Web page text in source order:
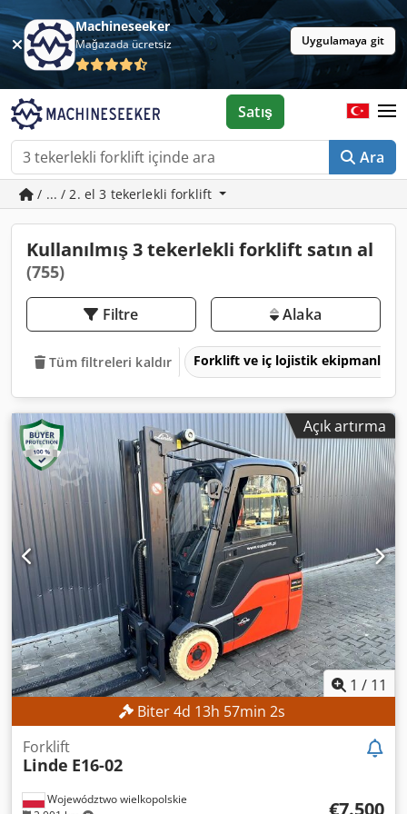
Machineseeker
Mağazada ücretsiz Uygulamaya git
Ara
Satış
/ ... / 2. el 3 tekerlekli forklift
Kullanılmış 3 tekerlekli forklift satın al
(755)
Filtre Alaka
Tüm filtreleri kaldır Forklift ve iç lojistik ekipmanları
Açık artırma
1 / 11
Biter4d 13h 57min 0s
Województwo wielkopolskie
Forklift
Linde E16-02
€7.500